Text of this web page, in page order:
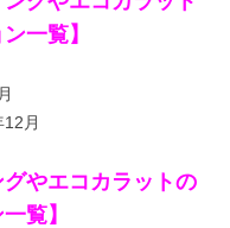
一覧】
月
グやエコカラットの
覧】